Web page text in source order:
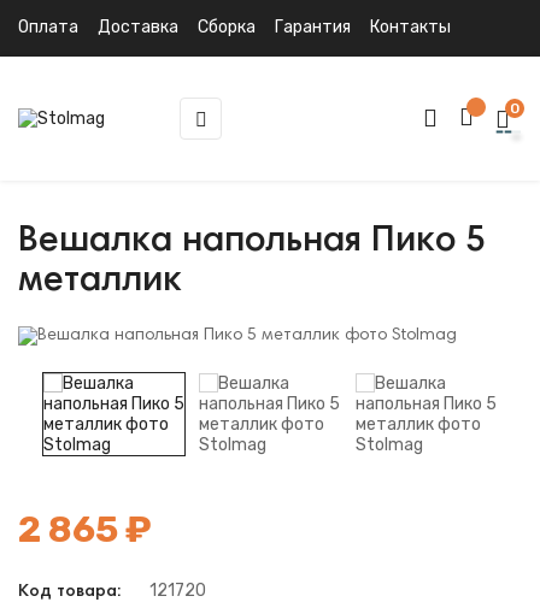
Оплата Доставка Сборка Гарантия Контакты
Toggle
navigation
☰ 0
Вешалка напольная Пико 5
металлик
2 865 ₽
Код товара: 121720